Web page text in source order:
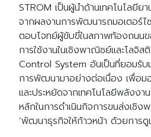
STROM เป็นผู้นำด้านเทคโนโลยี
จากผลงานการพัฒนารถมอเตอร์
ตอบโจทย์ผู้ขับขี่ในสภาพท้องถนนข
การใช้งานในเชิงพาณิชย์และโลจิ
Control System อันเป็นที่ยอมรับ
การพัฒนามาอย่างต่อเนื่อง เพื่อ
และประหยัดจากเทคโนโลยีพลังงา
หลักในการดำเนินกิจการขนส่งเชิ
‘พัฒนาธุรกิจให้ก้าวหน้า ด้วยการดู